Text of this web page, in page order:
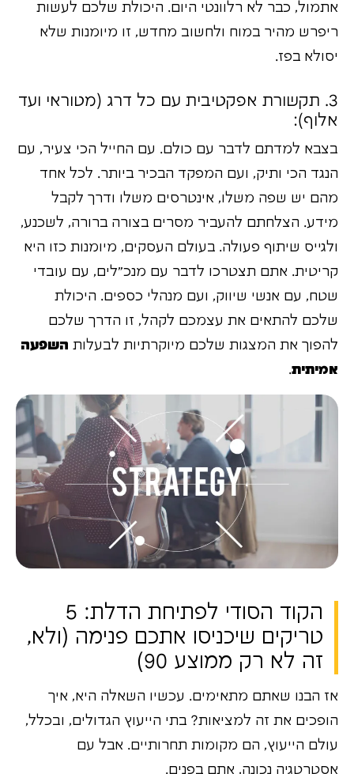
אתמול, כבר לא רלוונטי היום. היכולת שלכם לעשות
ריפרש מהיר במוח ולחשוב מחדש, זו מיומנות שלא
יסולא בפז.
3. תקשורת אפקטיבית עם כל דרג (מטוראי ועד
אלוף):
בצבא למדתם לדבר עם כולם. עם החייל הכי צעיר, עם
הנגד הכי ותיק, ועם המפקד הבכיר ביותר. לכל אחד
מהם יש שפה משלו, אינטרסים משלו ודרך לקבל
מידע. הצלחתם להעביר מסרים בצורה ברורה, לשכנע,
ולגייס שיתוף פעולה. בעולם העסקים, מיומנות כזו היא
קריטית. אתם תצטרכו לדבר עם מנכ"לים, עם עובדי
שטח, עם אנשי שיווק, ועם מנהלי כספים. היכולת
שלכם להתאים את עצמכם לקהל, זו הדרך שלכם
להפוך את המצגות שלכם מיוקרתיות לבעלות השפעה
אמיתית.
הקוד הסודי לפתיחת הדלת: 5
טריקים שיכניסו אתכם פנימה (ולא,
זה לא רק ממוצע 90)
אז הבנו שאתם מתאימים. עכשיו השאלה היא, איך
הופכים את זה למציאות? בתי הייעוץ הגדולים, ובכלל,
עולם הייעוץ, הם מקומות תחרותיים. אבל עם
אסטרטגיה נכונה, אתם בפנים.